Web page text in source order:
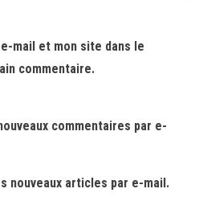
mail et mon site dans le
commentaire.
commentaires par e-
nouveaux articles par e-mail.